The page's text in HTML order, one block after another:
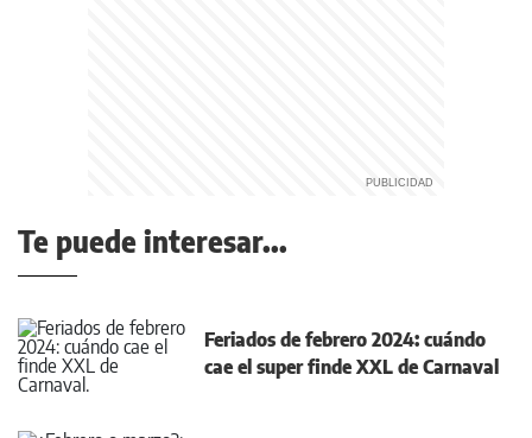
Te puede interesar...
Feriados de febrero 2024: cuándo
cae el super finde XXL de Carnaval